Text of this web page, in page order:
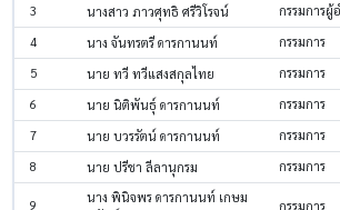
3
นางสาว ภาวศุทธิ ศรีวิโรจน์
กรรมการผู้
4
นาง จันทรตรี ดารกานนท์
กรรมการ
5
นาย ทวี ทวีแสงสกุลไทย
กรรมการ
6
นาย นิติพันธุ์ ดารกานนท์
กรรมการ
7
นาย บวรรัตน์ ดารกานนท์
กรรมการ
8
นาย ปรีชา ลีลานุกรม กรรมการ
9
นาง พินิจพร ดารกานนท์ เกษม
กรรมการ